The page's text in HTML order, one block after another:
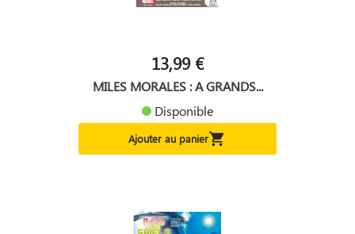
13,99 €
MILES MORALES : A GRANDS...
Disponible
Ajouter au panier